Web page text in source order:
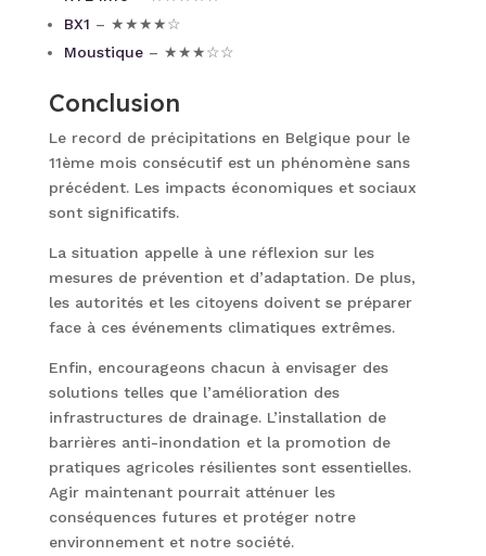
BX1 – ★★★★☆
Moustique– ★★★☆☆
Conclusion
Le record de précipitations en Belgique pour le
11ème mois consécutif est un phénomène sans
précédent. Les impacts économiques et sociaux
sont significatifs.
La situation appelle à une réflexion sur les
mesures de prévention et d’adaptation. De plus,
les autorités et les citoyens doivent se préparer
face à ces événements climatiques extrêmes.
Enfin, encourageons chacun à envisager des
solutions telles que l’amélioration des
infrastructures de drainage. L’installation de
barrières anti-inondation et la promotion de
pratiques agricoles résilientes sont essentielles.
Agir maintenant pourrait atténuer les
conséquences futures et protéger notre
environnement et notre société.